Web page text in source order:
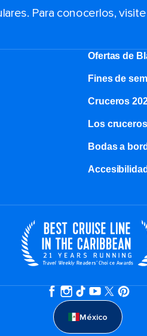
Para conocerlos, visite
Ofertas de
Fines de
Cruceros
Los
Bodas a
México